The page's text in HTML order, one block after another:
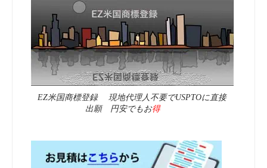
EZ米国商標登録 現地代理人不要でUSPTOに直接
出願 円安でもお得